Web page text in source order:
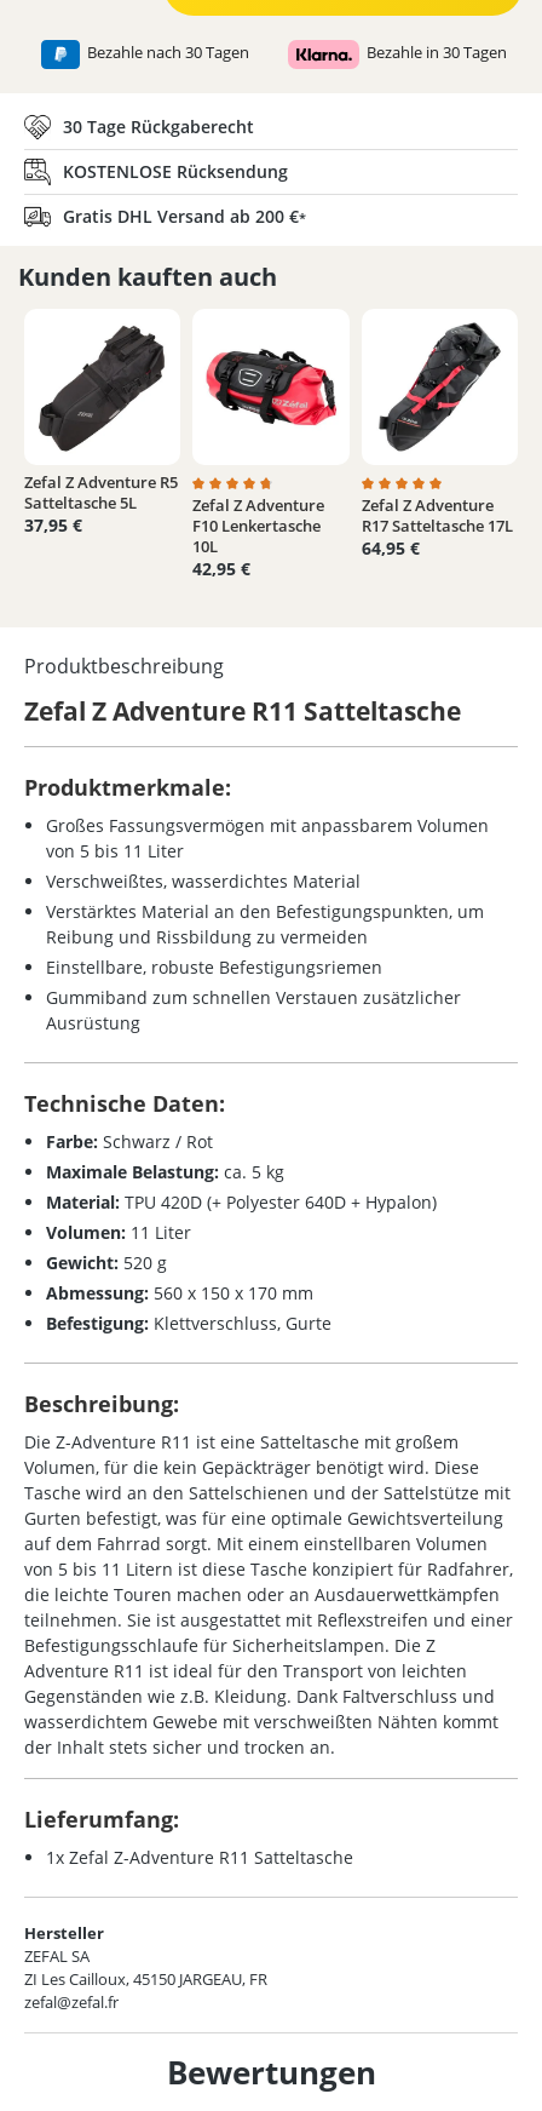
Bezahle nach 30 Tagen Bezahle in 30 Tagen
30 Tage Rückgaberecht
KOSTENLOSE Rücksendung
Gratis DHL Versand ab 200 €*
Kunden kauften auch
Zefal Z Adventure R5
Satteltasche 5L
37,95 €
Durchschnittliche Bewertung von 4.6 von
Zefal Z Adventure
F10 Lenkertasche
10L
42,95 €
Durchschnittliche
Zefal Z Adventure
R17 Satteltasche 17L
64,95 €
Produktbeschreibung
Zefal Z Adventure R11 Satteltasche
Produktmerkmale:
Großes Fassungsvermögen mit anpassbarem Volumen
von 5 bis 11 Liter
Verschweißtes, wasserdichtes Material
Verstärktes Material an den Befestigungspunkten, um
Reibung und Rissbildung zu vermeiden
Einstellbare, robuste Befestigungsriemen
Gummiband zum schnellen Verstauen zusätzlicher
Ausrüstung
Technische Daten:
Farbe: Schwarz / Rot
Maximale Belastung: ca. 5 kg
Material: TPU 420D (+ Polyester 640D + Hypalon)
Volumen: 11 Liter
Gewicht: 520 g
Abmessung: 560 x 150 x 170 mm
Befestigung: Klettverschluss, Gurte
Beschreibung:
Die Z-Adventure R11 ist eine Satteltasche mit großem
Volumen, für die kein Gepäckträger benötigt wird. Diese
Tasche wird an den Sattelschienen und der Sattelstütze mit
Gurten befestigt, was für eine optimale Gewichtsverteilung
auf dem Fahrrad sorgt. Mit einem einstellbaren Volumen
von 5 bis 11 Litern ist diese Tasche konzipiert für Radfahrer,
die leichte Touren machen oder an Ausdauerwettkämpfen
teilnehmen. Sie ist ausgestattet mit Reflexstreifen und einer
Befestigungsschlaufe für Sicherheitslampen. Die Z
Adventure R11 ist ideal für den Transport von leichten
Gegenständen wie z.B. Kleidung. Dank Faltverschluss und
wasserdichtem Gewebe mit verschweißten Nähten kommt
der Inhalt stets sicher und trocken an.
Lieferumfang:
1x Zefal Z-Adventure R11 Satteltasche
Hersteller
ZEFAL SA
ZI Les Cailloux, 45150 JARGEAU, FR
zefal@zefal.fr
Bewertungen